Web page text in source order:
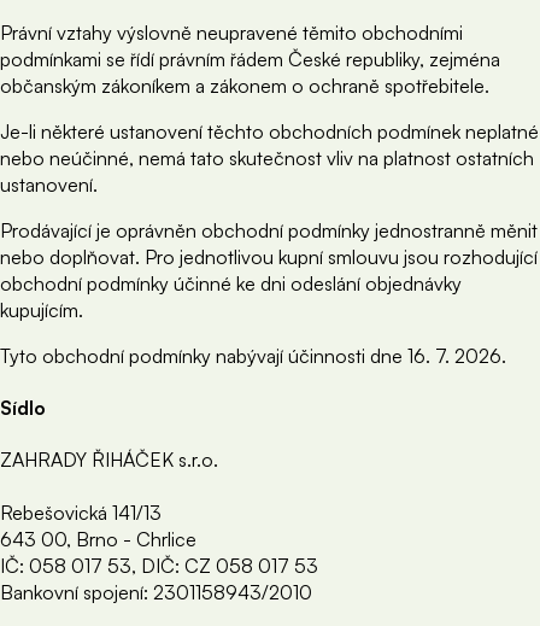
Právní vztahy výslovně neupravené těmito obchodními
podmínkami se řídí právním řádem České republiky, zejména
občanským zákoníkem a zákonem o ochraně spotřebitele.
Je-li některé ustanovení těchto obchodních podmínek neplatné
nebo neúčinné, nemá tato skutečnost vliv na platnost ostatních
ustanovení.
Prodávající je oprávněn obchodní podmínky jednostranně měnit
nebo doplňovat. Pro jednotlivou kupní smlouvu jsou rozhodující
obchodní podmínky účinné ke dni odeslání objednávky
kupujícím.
Tyto obchodní podmínky nabývají účinnosti dne 16. 7. 2026.
Sídlo
ZAHRADY ŘIHÁČEK s.r.o.
Rebešovická 141/13
643 00, Brno - Chrlice
IČ: 058 017 53, DIČ: CZ 058 017 53
Bankovní spojení: 2301158943/2010